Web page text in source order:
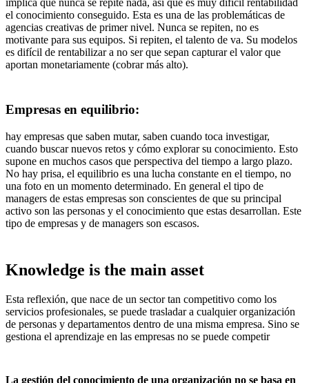
implica que nunca se repite nada, así que es muy difícil rentabilidad
el conocimiento conseguido. Esta es una de las problemáticas de
agencias creativas de primer nivel. Nunca se repiten, no es
motivante para sus equipos. Si repiten, el talento de va. Su modelos
es difícil de rentabilizar a no ser que sepan capturar el valor que
aportan monetariamente (cobrar más alto).
Empresas en equilibrio:
hay empresas que saben mutar, saben cuando toca investigar,
cuando buscar nuevos retos y cómo explorar su conocimiento. Esto
supone en muchos casos que perspectiva del tiempo a largo plazo.
No hay prisa, el equilibrio es una lucha constante en el tiempo, no
una foto en un momento determinado. En general el tipo de
managers de estas empresas son conscientes de que su principal
activo son las personas y el conocimiento que estas desarrollan. Este
tipo de empresas y de managers son escasos.
Knowledge is the main asset
Esta reflexión, que nace de un sector tan competitivo como los
servicios profesionales, se puede trasladar a cualquier organización
de personas y departamentos dentro de una misma empresa. Sino se
gestiona el aprendizaje en las empresas no se puede competir
La gestión del conocimiento de una organización no se basa en